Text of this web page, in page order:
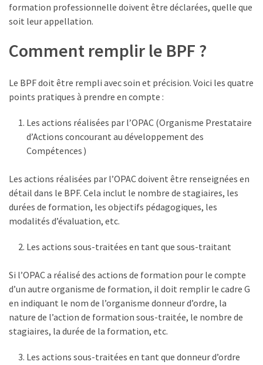
formation
formation
Certification
formation professionnelle doivent être déclarées, quelle que
soit leur appellation.
Comment remplir le BPF ?
Le BPF doit être rempli avec soin et précision. Voici les quatre
points pratiques à prendre en compte :
Les actions réalisées par l’OPAC (Organisme Prestataire
d’Actions concourant au développement des
Compétences )
Les actions réalisées par l’OPAC doivent être renseignées en
détail dans le BPF. Cela inclut le nombre de stagiaires, les
durées de formation, les objectifs pédagogiques, les
modalités d’évaluation, etc.
Les actions sous-traitées en tant que sous-traitant
Si l’OPAC a réalisé des actions de formation pour le compte
d’un autre organisme de formation, il doit remplir le cadre G
en indiquant le nom de l’organisme donneur d’ordre, la
nature de l’action de formation sous-traitée, le nombre de
stagiaires, la durée de la formation, etc.
Les actions sous-traitées en tant que donneur d’ordre